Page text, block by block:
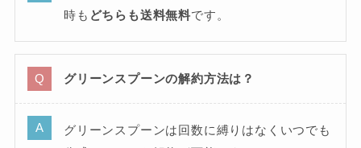
時も どちらも送料無料です。
グリーンスプーンの解約方法は？
グリーンスプーンは回数に縛りはなくいつでも